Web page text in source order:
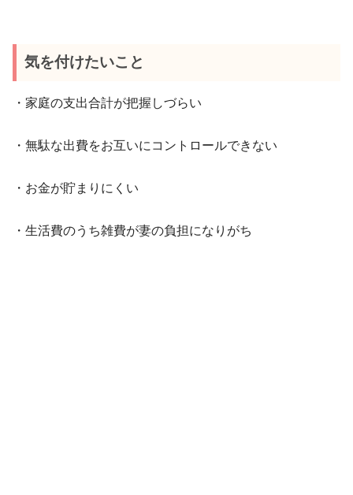
気を付けたいこと
・家庭の支出合計が把握しづらい
・無駄な出費をお互いにコントロールできない
・お金が貯まりにくい
・生活費のうち雑費が妻の負担になりがち